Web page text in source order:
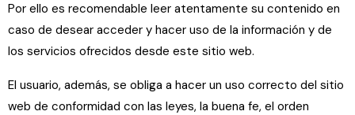
Por ello es recomendable leer atentamente su contenido en
caso de desear acceder y hacer uso de la información y de
los servicios ofrecidos desde este sitio web.
El usuario, además, se obliga a hacer un uso correcto del sitio
web de conformidad con las leyes, la buena fe, el orden